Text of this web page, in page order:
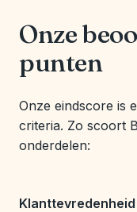
Onze
punten
Onze eindscore is
criteria. Zo scoort
onderdelen: